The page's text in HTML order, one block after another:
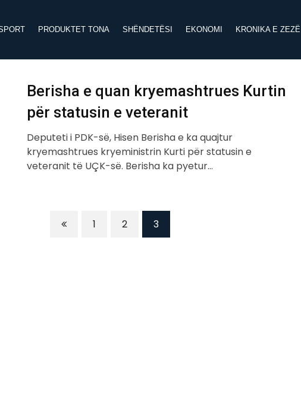
PRODUKTET TONA SHËNDETËSI EKONOMI KRONIKA E ZEZË
Berisha e quan kryemashtrues Kurtin
për statusin e veteranit
Deputeti i PDK-së, Hisen Berisha e ka quajtur
kryemashtrues kryeministrin Kurti për statusin e
veteranit të UÇK-së. Berisha ka pyetur…
1 2 3